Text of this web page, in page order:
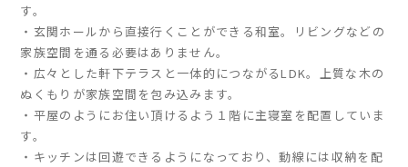
採用情報
暮らしの器
す。
・玄関ホールから直接行くことができる和室。リビングなどの
家族空間を通る必要はありません。
・広々とした軒下テラスと一体的につながるLDK。上質な木の
ぬくもりが家族空間を包み込みます。
・平屋のようにお住い頂けるよう１階に主寝室を配置していま
す。
・キッチンは回遊できるようになっており、動線には収納を配